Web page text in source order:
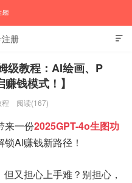
注册教程

册
级教程：AI绘画、P
钱模式！】
阅读(167)
来一份2025GPT-4o生图功
锁AI赚钱新路径！
又担心上手难？别担心，